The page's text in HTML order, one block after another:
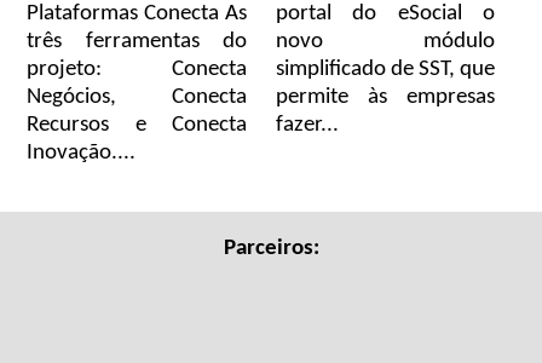
Plataformas Conecta As
três ferramentas do
projeto: Conecta
Negócios, Conecta
Recursos e Conecta
Inovação....
portal do eSocial o
novo módulo
simplificado de SST, que
permite às empresas
fazer...
Parceiros: